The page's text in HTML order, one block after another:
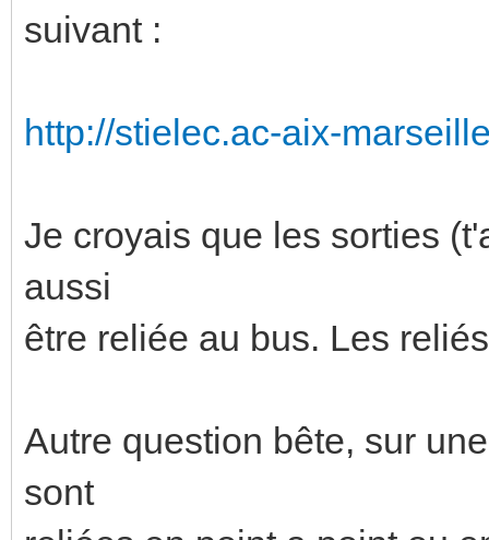
suivant :
http://stielec.ac-aix-
Je croyais que les sorties
aussi
être reliée au bus. Les
Autre question bête, sur
sont